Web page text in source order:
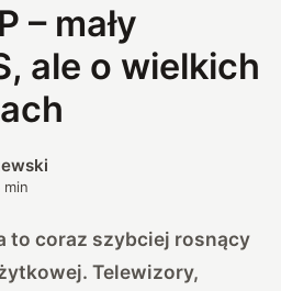
– mały
ale o wielkich
min
to coraz szybciej rosnący
Telewizory,